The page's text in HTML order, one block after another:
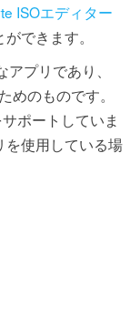
ISOエディター
できます。
プリであり、
めのものです。
サポートしていま
を使用している場